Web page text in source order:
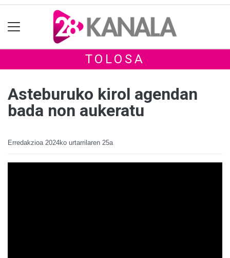
TOLOSA
Asteburuko kirol agendan
bada non aukeratu
Erredakzioa 2024ko urtarrilaren 25a